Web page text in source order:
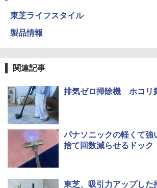
東芝ライフスタイル
製品情報
関連記事
排気ゼロ掃除機 ホコリ
パナソニックの軽くて強
捨て回数減らせるドック
東芝、吸引力アップし